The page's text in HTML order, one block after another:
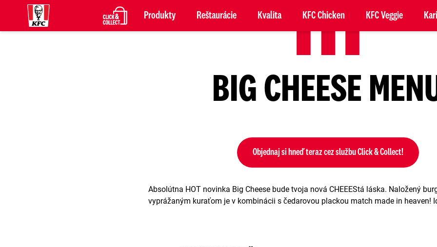
Produkty Reštaurácie Kvalita KFC Chicken KFC Veggie
BIG CHEESE
Objednaj si hneď teraz cez službu Click & Collect!
Absolútna HOT novinka Big Cheese bude tvoja nová CHEEEStá láska. Naložený
vyprážaným kuraťom je v kombinácii s čedarovou plackou match made in heaven!